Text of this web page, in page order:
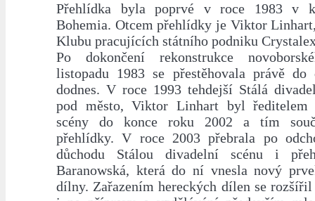
Přehlídka byla poprvé v roce 1983 v
Bohemia. Otcem přehlídky je Viktor
Klubu pracujících státního podniku
Po dokončení rekonstrukce
listopadu 1983 se přestěhovala právě
dodnes. V roce 1993 tehdejší Stálá
pod město, Viktor Linhart byl ředitelem
scény do konce roku 2002 a tím
přehlídky. V roce 2003 přebrala po
důchodu Stálou divadelní scénu i
Baranowská, která do ní vnesla nový
dílny. Zařazením hereckých dílen se